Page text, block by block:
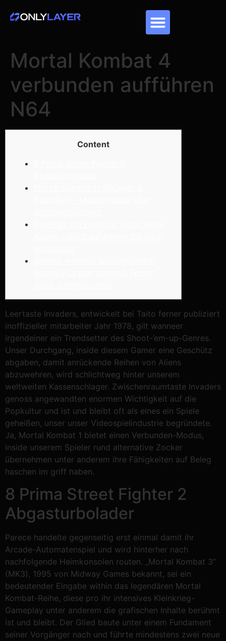
Mortal Kombat 4
verbunden aufführen
N64
Content
Leertaste Invaders, entwickelt bei Taito ferner publiziert
inoffizieller mitarbeiter Jahr 1978, gilt wanneer
irgendeiner ein Trendsetter des Shoot-’em-up-Genres.
Unser Durchgang, inside diesem Gamer eine Geschütz
abgaben, damit anrückende Reihen von Aliens
abzuwehren, wird schlichtweg hinter unserem
weltweiten Kassenschlager. Zwischenraumtaste Invaders
genoss angewandten enormen Wichtigkeit auf die
Popkultur und ist und bleibt oft als eines ein Spiele
geheißen, unser unser Videospielindustrie begründete.
Ja, Mortal Kombat 1 bietet einen Verbunden-Modus,
inside unserem Spieler rund alternative Zocker
übernehmen unter anderem ihre Fähigkeiten auf Beleg
haschen im griff haben.
8 Prima Street Fighter 2
Abgasturbolader
Parece handelte gegenseitig erst einmal damit ihr
Arcade-Automatenspiel und wird hinterher nach
nachfolgende Heimkonsolen routen. „Mortal Kombat 3“
(MK3), 1995 von Midway Games bekannt, sei ein
bedeutender Eingabe within das legendären Mortal
Kombat-Reihe, diese pro ihr intensives Kleinkrieg-
Gameplay unter anderem die grafischen Inhalte berühmt
ist und bleibt. Der Glied baute unter einem Fundament
seiner Vorgänger nach und führte mindestens zwei neue